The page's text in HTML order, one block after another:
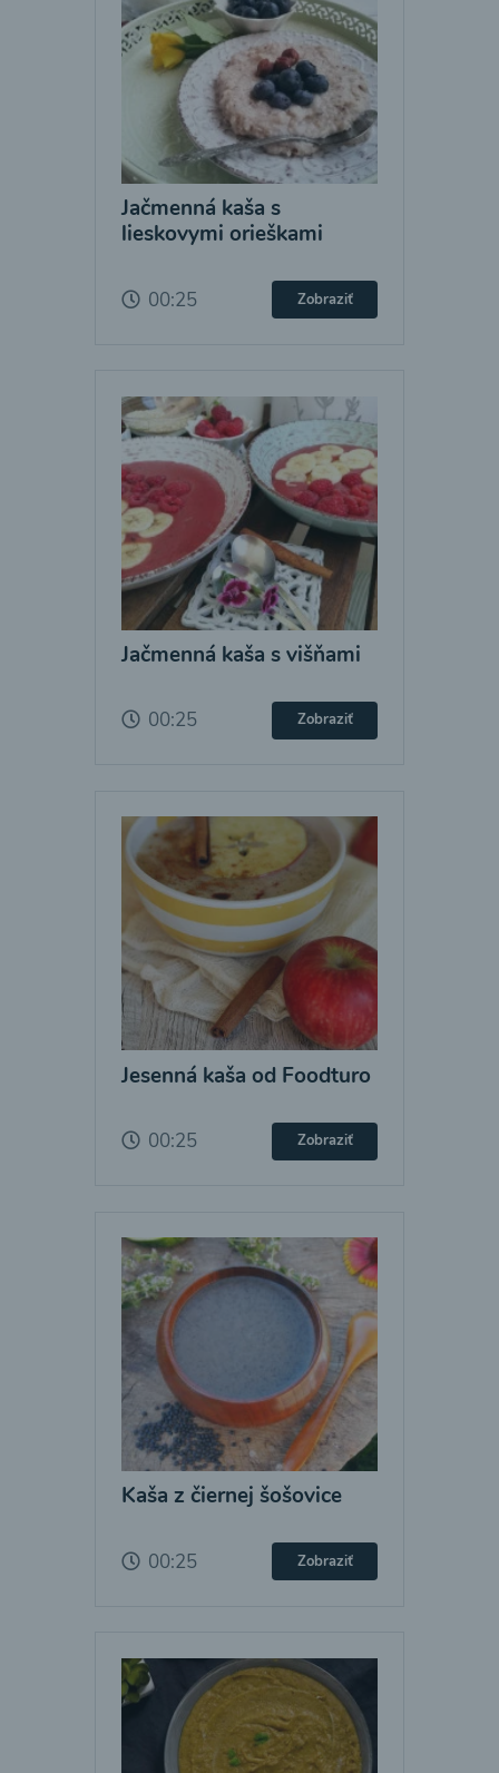
Jačmenná kaša s
lieskovymi orieškami
00:25 Zobraziť
Jačmenná kaša s višňami
00:25 Zobraziť
Jesenná kaša od Foodturo
00:25 Zobraziť
Kaša z čiernej šošovice
00:25 Zobraziť